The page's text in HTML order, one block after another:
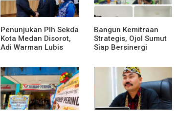
Penunjukan Plh Sekda
Kota Medan Disorot,
Adi Warman Lubis
Komitmen terhadap
Sistem Merit
Bangun Kemitraan
Strategis, Ojol Sumut
Siap Bersinergi
Lingkungan yang
Tertib dan Kondusif